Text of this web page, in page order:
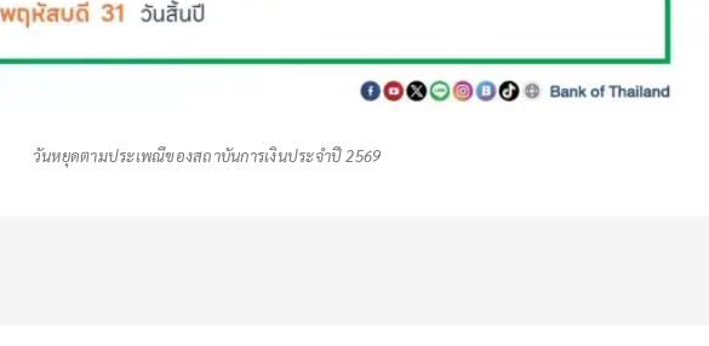
วันหยุดตามประเพณีของสถาบันการเงินประจำปี 2569